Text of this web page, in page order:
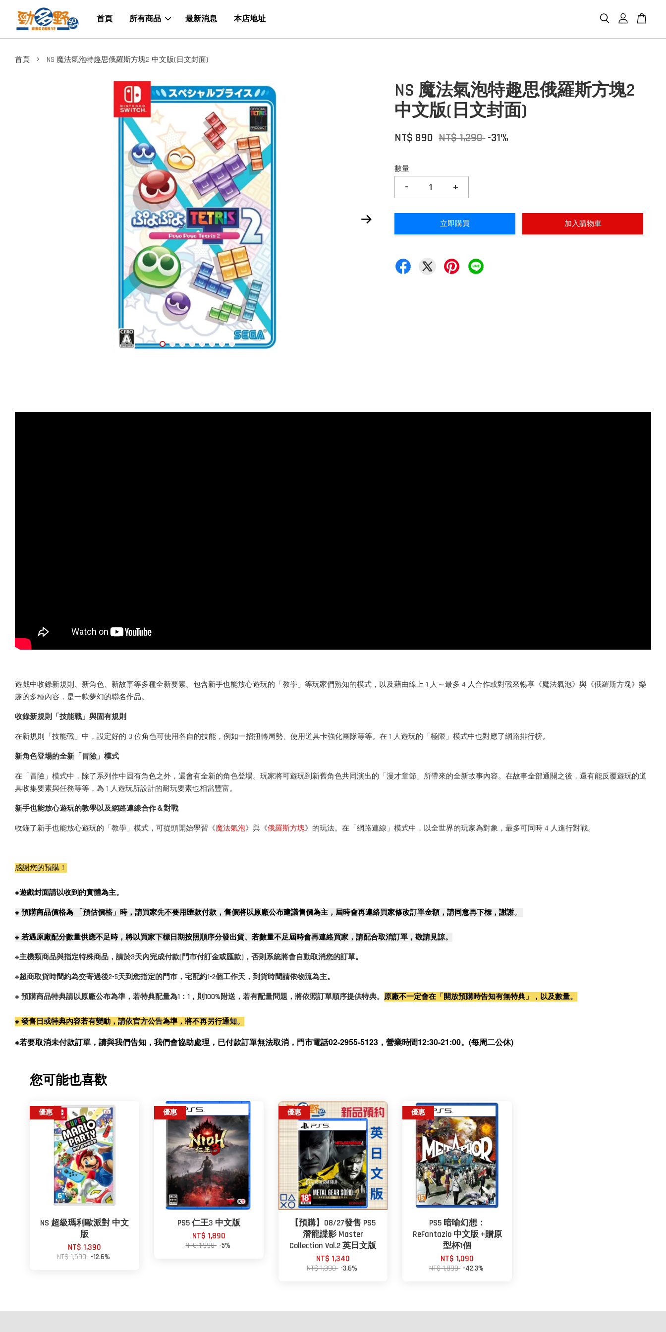
首頁 所有商品 最新消息 本店地址
首頁 › NS 魔法氣泡特趣思俄羅斯方塊2 中文版(日文封面)
NS 魔法氣泡特趣思俄羅斯方塊2
中文版(日文封面)
NT$ 890 NT$ 1,290-31%
數量
- +
立即購買 加入購物車
遊戲中收錄新規則、新角色、新故事等多種全新要素。包含新手也能放心遊玩的「教學」等玩家們熟知的模式，以及藉由線上 1 人～最多 4 人合作或對戰來暢享《魔法氣泡》與《俄羅斯方塊》樂
趣的多種內容，是一款夢幻的聯名作品。
收錄新規則「技能戰」與固有規則
在新規則「技能戰」中，設定好的 3 位角色可使用各自的技能，例如一招扭轉局勢、使用道具卡強化團隊等等。在 1 人遊玩的「極限」模式中也對應了網路排行榜。
新角色登場的全新「冒險」模式
在「冒險」模式中，除了系列作中固有角色之外，還會有全新的角色登場。玩家將可遊玩到新舊角色共同演出的「漫才章節」所帶來的全新故事內容。在故事全部通關之後，還有能反覆遊玩的道
具收集要素與任務等等，為 1 人遊玩所設計的耐玩要素也相當豐富。
新手也能放心遊玩的教學以及網路連線合作＆對戰
收錄了新手也能放心遊玩的「教學」模式，可從頭開始學習《魔法氣泡》與《俄羅斯方塊》的玩法。在「網路連線」模式中，以全世界的玩家為對象，最多可同時 4 人進行對戰。
感謝您的預購！
※遊戲封面請以收到的實體為主。
※ 預購商品價格為 「預估價格」時，請買家先不要用匯款付款，售價將以原廠公布建議售價為主，屆時會再連絡買家修改訂單金額，請同意再下標，謝謝。
※ 若遇原廠配分數量供應不足時，將以買家下標日期按照順序分發出貨、若數量不足屆時會再連絡買家，請配合取消訂單，敬請見諒。
※主機類商品與指定特殊商品，請於3天內完成付款(門市付訂金或匯款)，否則系統將會自動取消您的訂單。
※超商取貨時間約為交寄過後2-5天到您指定的門市，宅配約1-2個工作天，到貨時間請依物流為主。
※ 預購商品特典請以原廠公布為準，若特典配量為1：1，則100%附送，若有配量問題，將依照訂單順序提供特典。 原廠不一定會在「開放預購時告知有無特典」，以及數量。
※ 發售日或特典內容若有變動，請依官方公告為準，將不再另行通知。
※若要取消未付款訂單，請與我們告知，我們會協助處理，已付款訂單無法取消，門市電話02-2955-5123，營業時間12:30-21:00。(每周二公休)
您可能也喜歡
優惠
NS 超級瑪利歐派對 中文
版
NT$ 1,390
NT$ 1,590 -12.6%
優惠
PS5 仁王3 中文版
NT$ 1,890
NT$ 1,990 -5%
優惠
【預購】08/27發售 PS5
潛龍諜影 Master
Collection Vol.2 英日文版
NT$ 1,340
NT$ 1,390 -3.6%
優惠
PS5 暗喻幻想：
ReFantazio 中文版 +贈原
型杯1個
NT$ 1,090
NT$ 1,890 -42.3%